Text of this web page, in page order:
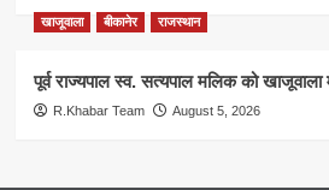
खाजूवाला बीकानेर राजस्थान
पूर्व राज्यपाल स्व. सत्यपाल मलिक को खाजूवाला
R.Khabar Team August 5, 2026